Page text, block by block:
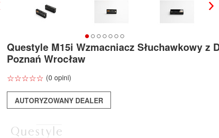
Questyle M15i Wzmacniacz Słuchawkowy z
Poznań Wrocław
☆☆☆☆☆
★★★★★ (0 opini)
AUTORYZOWANY DEALER